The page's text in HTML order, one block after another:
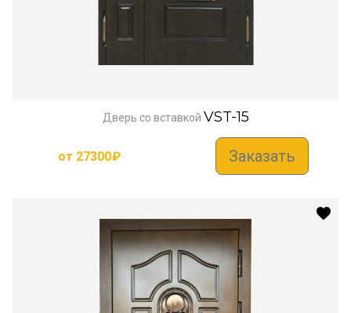
Дверь со вставкой VST-15
от 27300₽ Заказать